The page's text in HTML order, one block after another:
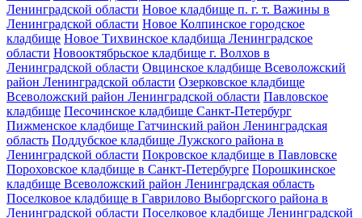
Ленинградской области Новое кладбище п. г. т. Важины в
Ленинградской области Новое Колпинское городское
кладбище Новое Тихвинское кладбища Ленинградское
области Новооктябрьское кладбище г. Волхов в
Ленинградской области Овцинское кладбище Всеволожский
район Ленинградской области Озерковское кладбище
Всеволожский район Ленинградской области Павловское
кладбище Песочинское кладбище Санкт-Петербург
Пижменское кладбище Гатчинский район Ленинградская
область Поддубское кладбище Лужского района в
Ленинградской области Покровское кладбище в Павловске
Пороховское кладбище в Санкт-Петербурге Порошкинское
кладбище Всеволожский район Ленинградская область
Поселковое кладбище в Гаврилово Выборгского района в
Ленинградской области Поселковое кладбище Ленинградской